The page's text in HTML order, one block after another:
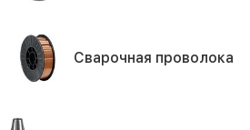
Сварочная проволока